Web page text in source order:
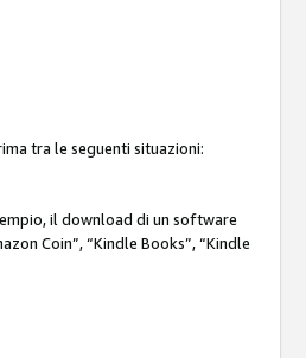
tra le seguenti situazioni:
il download di un software
Coin”, “Kindle Books”, “Kindle